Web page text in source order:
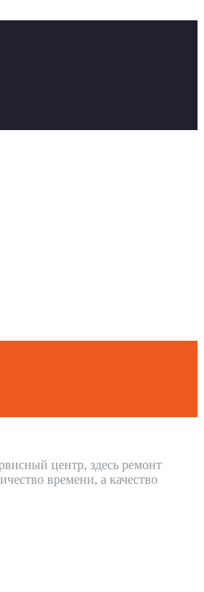
центр, здесь ремонт
времени, а качество